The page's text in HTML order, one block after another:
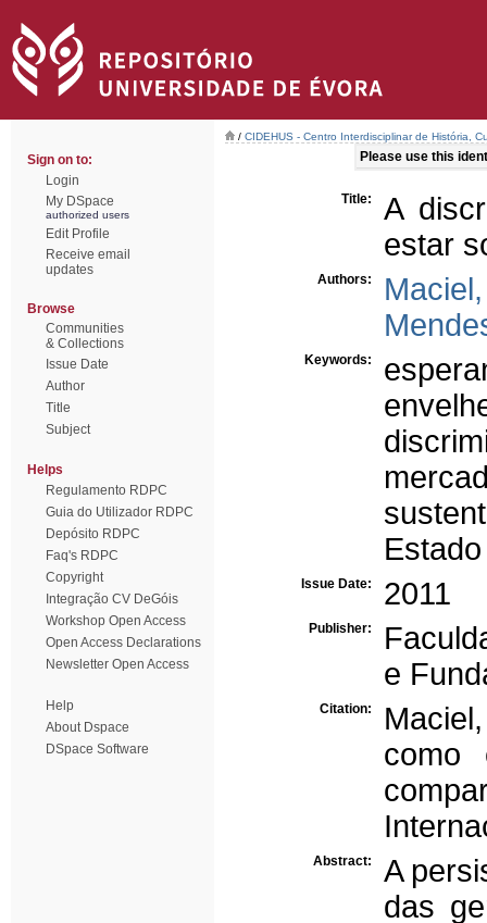
Sign on to:
Login
My DSpace
authorized users
Edit Profile
Receive email
updates
Browse
Communities
& Collections
Issue Date
Author
Title
Subject
Helps
Regulamento RDPC
Guia do Utilizador RDPC
Depósito RDPC
Faq's RDPC
Copyright
Integração CV DeGóis
Workshop Open Access
Open Access Declarations
Newsletter Open Access
Help
About Dspace
DSpace Software
/ CIDEHUS - Centro Interdisciplinar de História,
Please use this
Title:
A
estar
Authors:
Keywords:
Issue Date: 2011
Publisher:
e
Citation:
como
Abstract:
A
das